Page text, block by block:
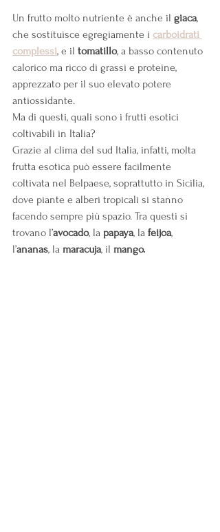
Un frutto molto nutriente è anche il giaca,
che sostituisce egregiamente i carboidrati
complessi, e il tomatillo, a basso contenuto
calorico ma ricco di grassi e proteine,
apprezzato per il suo elevato potere
antiossidante.
Ma di questi, quali sono i frutti esotici
coltivabili in Italia?
Grazie al clima del sud Italia, infatti, molta
frutta esotica può essere facilmente
coltivata nel Belpaese, soprattutto in Sicilia,
dove piante e alberi tropicali si stanno
facendo sempre più spazio. Tra questi si
trovano l’avocado, la papaya, la feijoa,
l’ananas, la maracuja, il mango.